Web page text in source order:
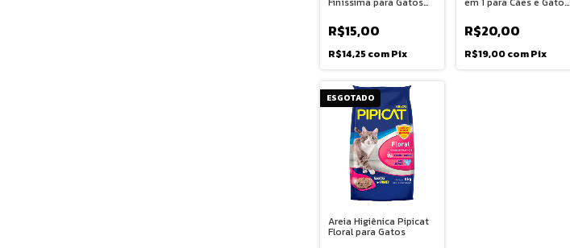
R$15,00
R$14,25comPix
R$20,00
R$19,00comPix
ESGOTADO
Areia Higiênica Pipicat
Floral para Gatos